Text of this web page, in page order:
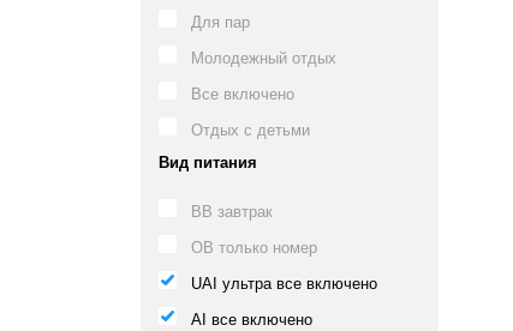
Для пар
Молодежный отдых
Все включено
Отдых с детьми
Вид питания
BB завтрак
OB только номер
UAI ультра все включено
AI все включено